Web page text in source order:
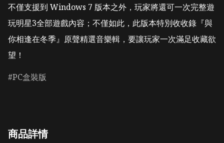
不僅支援到 Windows 7 版本之外，玩家將還可一次完整遊
玩明星3全部遊戲內容；不僅如此，此版本特別收收錄『與
你相逢在冬季』原聲精選音樂輯，要讓玩家一次滿足收藏欲
望！
PC盒裝版
商品詳情